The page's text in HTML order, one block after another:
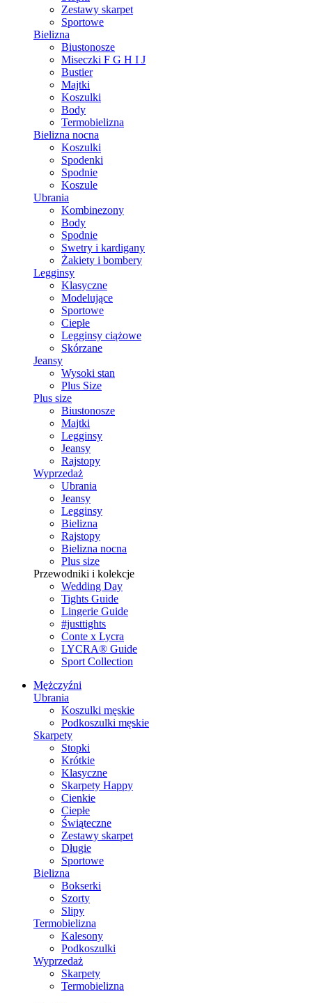
Zestawy skarpet
Sportowe
Bielizna
Biustonosze
Miseczki F G H I J
Bustier
Majtki
Koszulki
Body
Termobielizna
Bielizna nocna
Koszulki
Spodenki
Spodnie
Koszule
Ubrania
Kombinezony
Body
Spodnie
Swetry i kardigany
Żakiety i bombery
Legginsy
Klasyczne
Modelujące
Sportowe
Ciepłe
Legginsy ciążowe
Skórzane
Jeansy
Wysoki stan
Plus Size
Plus size
Biustonosze
Majtki
Legginsy
Jeansy
Rajstopy
Wyprzedaż
Ubrania
Jeansy
Legginsy
Bielizna
Rajstopy
Bielizna nocna
Plus size
Przewodniki i kolekcje
Wedding Day
Tights Guide
Lingerie Guide
#justtights
Conte x Lycra
LYCRA® Guide
Sport Сollection
Mężczyźni
Ubrania
Koszulki męskie
Podkoszulki męskie
Skarpety
Stopki
Krótkie
Klasyczne
Skarpety Happy
Cienkie
Ciepłe
Świąteczne
Zestawy skarpet
Długie
Sportowe
Bielizna
Bokserki
Szorty
Slipy
Termobielizna
Kalesony
Podkoszulki
Wyprzedaż
Skarpety
Termobielizna